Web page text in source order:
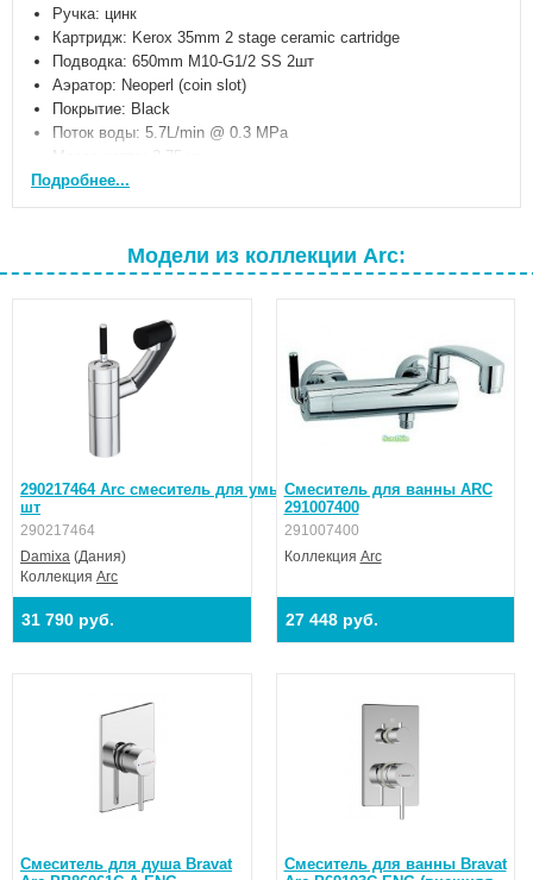
Ручка: цинк
Картридж: Kerox 35mm 2 stage ceramic cartridge
Подводка: 650mm M10-G1/2 SS 2шт
Аэратор: Neoperl (coin slot)
Покрытие: Black
Поток воды: 5.7L/min @ 0.3 MPa
Масса нетто: 2,75 кг
Размер: 500x410x365 мм
Подробнее...
Модели из коллекции Arc:
290217464 Arc смеситель для умывальника, поворотный излив
шт
290217464
Damixa (Дания)
Коллекция Arc
31 790 руб.
Смеситель для ванны ARC
291007400
291007400
Коллекция Arc
27 448 руб.
Cмеситель для душа Bravat
Cмеситель для ванны Bravat